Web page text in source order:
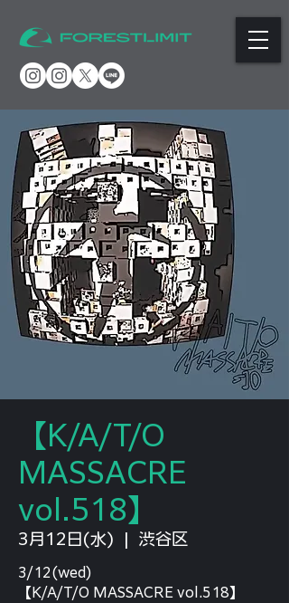
【K/A/T/O
MASSACRE
vol.518】
3月12日(水) 渋谷区
3/12(wed)
【K/A/T/O MASSACRE vol.518】